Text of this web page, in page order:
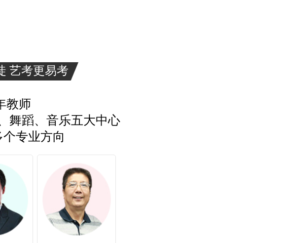
艺考更易考
教师
舞蹈、音乐五大中心
专业方向